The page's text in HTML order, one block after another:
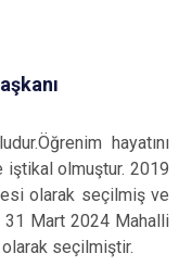
hayatını
iştikal olmuştur. 2019
olarak seçilmiş ve
31 Mart 2024 Mahalli
seçilmiştir.